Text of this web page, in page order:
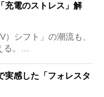
充電のストレス」解
シフト」の潮流も、
る。…
実感した「フォレスタ